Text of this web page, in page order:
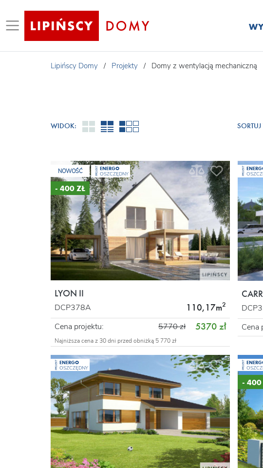
Lipińscy Domy / Projekty / Domy z wentylacją mechaniczną
WIDOK:
NOWOŚĆ PROJEKT ENERGO
OSZCZĘDNY
- 400 ZŁ
LYON II
DCP378A 110,17m2
Cena projektu: 5370 zł
5770 zł
Najniższa cena z 30 dni przed obniżką 5 770 zł
PROJEKT
Cena
PROJEKT ENERGO
OSZCZĘDNY PROJEKT
- 400